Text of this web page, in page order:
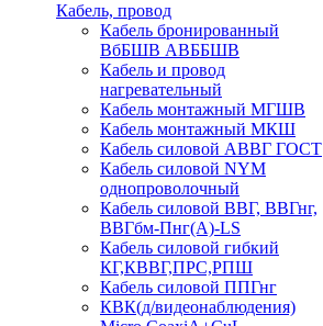
Кабель, провод
Кабель бронированный
ВбБШВ АВББШВ
Кабель и провод
нагревательный
Кабель монтажный МГШВ
Кабель монтажный МКШ
Кабель силовой АВВГ ГОСТ
Кабель силовой NYM
однопроволочный
Кабель силовой ВВГ, ВВГнг,
ВВГбм-Пнг(А)-LS
Кабель силовой гибкий
КГ,КВВГ,ПРС,РПШ
Кабель силовой ППГнг
КВК(д/видеонаблюдения)